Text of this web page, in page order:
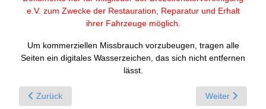
e.V. zum Zwecke der Restauration, Reparatur und Erhalt
ihrer Fahrzeuge möglich.
Um kommerziellen Missbrauch vorzubeugen, tragen alle
Seiten ein digitales Wasserzeichen, das sich nicht entfernen
lässt.
Previous article: Betriebsanleitung für den Volkswagen -
Zurück Next article:
Weiter